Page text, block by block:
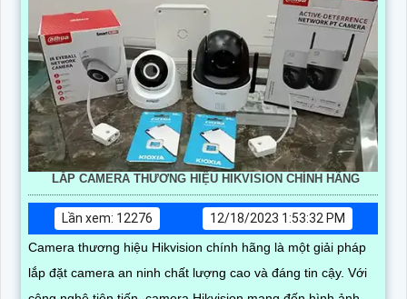
LẮP CAMERA THƯƠNG HIỆU HIKVISION CHÍNH HÃNG
Lần xem: 12276
12/18/2023 1:53:32 PM
Camera thương hiệu Hikvision chính hãng là một giải pháp
lắp đặt camera an ninh chất lượng cao và đáng tin cậy. Với